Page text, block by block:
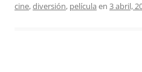
cine,diversión, película en 3 abril,